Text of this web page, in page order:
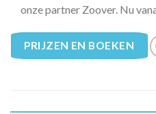
onze partner Zoover. Nu
PRIJZEN EN BOEKEN